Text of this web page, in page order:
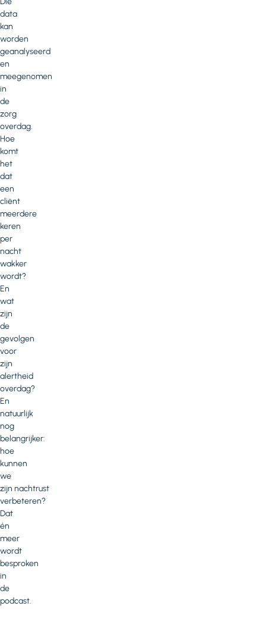
data
kan
worden
geanalyseerd
en
meegenomen
in
de
zorg
overdag.
Hoe
komt
het
dat
een
cliënt
meerdere
keren
per
nacht
wakker
wordt?
En
wat
zijn
de
gevolgen
voor
zijn
alertheid
overdag?
En
natuurlijk
nog
belangrijker:
hoe
kunnen
we
zijn nachtrust
verbeteren?
Dat
én
meer
wordt
besproken
in
de
podcast.